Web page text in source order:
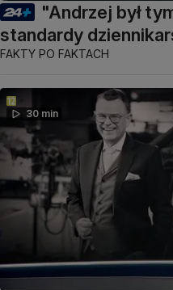
"Andrzej był
standardy
FAKTY PO FAKTACH
30 min